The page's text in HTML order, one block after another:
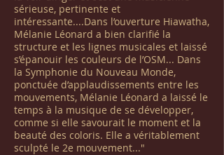
sérieuse, pertinente et
intéressante....Dans l’ouverture Hiawatha,
Mélanie Léonard a bien clarifié la
structure et les lignes musicales et laissé
s’épanouir les couleurs de l’OSM... Dans
la Symphonie du Nouveau Monde,
ponctuée d’applaudissements entre les
mouvements, Mélanie Léonard a laissé le
temps à la musique de se développer,
comme si elle savourait le moment et la
beauté des coloris. Elle a véritablement
sculpté le 2e mouvement..."